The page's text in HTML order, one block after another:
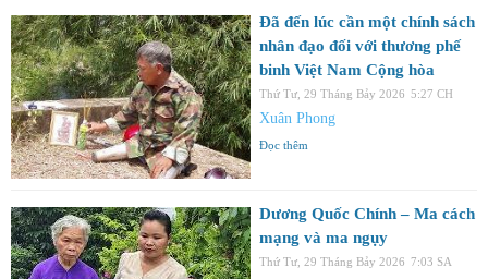
Đã đến lúc cần một chính sách
nhân đạo đối với thương phế
binh Việt Nam Cộng hòa
Thứ Tư, 29 Tháng Bảy 2026 5:27 CH
Xuân Phong
Đọc thêm
Dương Quốc Chính – Ma cách
mạng và ma ngụy
Thứ Tư, 29 Tháng Bảy 2026 7:03 SA